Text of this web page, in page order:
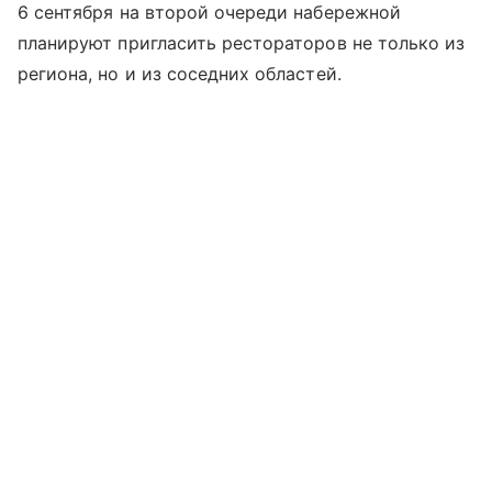
6 сентября на второй очереди набережной
планируют пригласить рестораторов не только из
региона, но и из соседних областей.